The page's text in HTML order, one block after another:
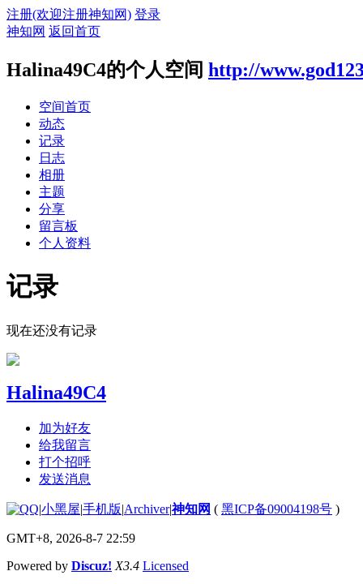
注册(欢迎注册神知网) 登录
神知网 返回首页
Halina49C4的个人空间 http://
空间首页
动态
记录
日志
相册
主题
分享
留言板
个人资料
记录
现在还没有记录
Halina49C4
加为好友
给我留言
打个招呼
发送消息
|小黑屋|手机版|Archiver|神知网 ( 黑ICP备09004198号 )
GMT+8, 2026-8-7 22:59
Powered by Discuz! X3.4 Licensed